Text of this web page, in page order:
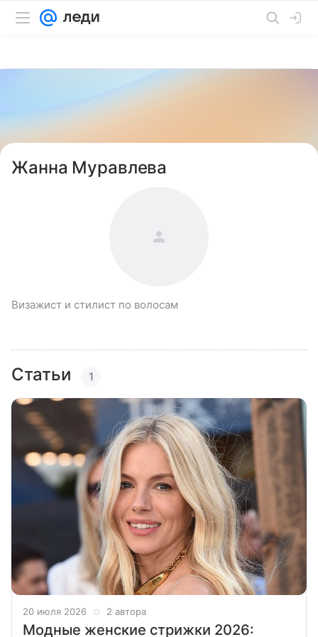
Жанна Муравлева
Визажист и стилист по волосам
Статьи 1
20 июля 2026 2 автора
Модные женские стрижки 2026: